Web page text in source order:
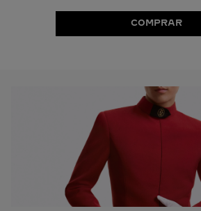
COMPRAR